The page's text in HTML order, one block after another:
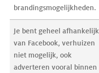
brandingsmogelijkheden.
Je bent geheel afhankelijk
van Facebook, verhuizen
niet mogelijk, ook
adverteren vooral binnen